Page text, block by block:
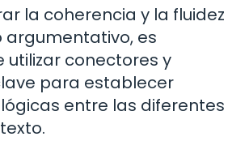
la coherencia y la fluidez
argumentativo, es
conectores y
para establecer
entre las diferentes